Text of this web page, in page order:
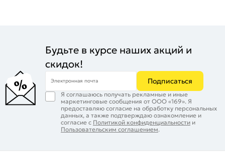
Будьте в курсе наших акций и
скидок!
Электронная почта Подписаться
Я соглашаюсь получать рекламные и иные
маркетинговые сообщения от ООО «169». Я
предоставляю согласие на обработку персональных
данных, а также подтверждаю ознакомление и
согласие с Политикой конфиденциальности и
Пользовательским соглашением.